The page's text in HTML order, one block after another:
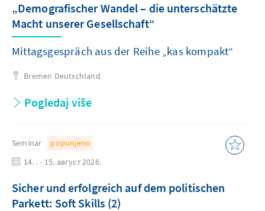
„Demografischer Wandel – die unterschätzte
Macht unserer Gesellschaft“
Mittagsgespräch aus der Reihe „kas kompakt“
Bremen Deutschland
Pogledaj više
Seminar
popunjeno
14. . - 15. август 2026.
Sicher und erfolgreich auf dem politischen
Parkett: Soft Skills (2)